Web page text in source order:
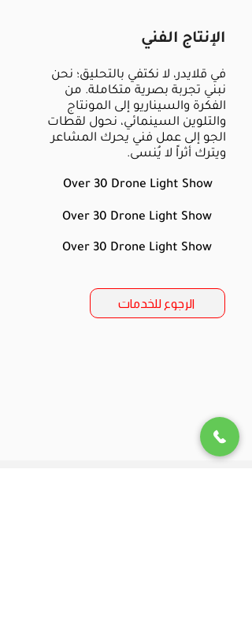
الإنتاج الفني
في قلايدر، لا نكتفي بالتحليق؛ نحن
نبني تجربة بصرية متكاملة. من
الفكرة والسيناريو إلى المونتاج
والتلوين السينمائي، نحول لقطات
الجو إلى عمل فني يحرك المشاعر
ويترك أثراً لا يُنسى.
Over 30 Drone Light Show
Over 30 Drone Light Show
Over 30 Drone Light Show
الرجوع للخدمات